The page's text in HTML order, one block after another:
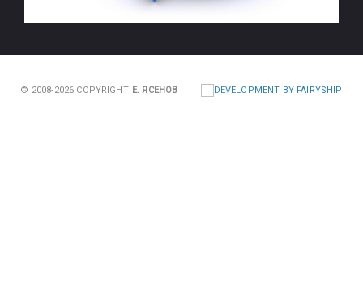
© 2008-2026 COPYRIGHT Е. ЯСЕНОВ